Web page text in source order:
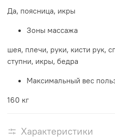
Да, поясница, икры
Зоны массажа
шея, плечи, руки, кисти рук,
ступни, икры, бедра
Максимальный вес
160 кг
Характеристики